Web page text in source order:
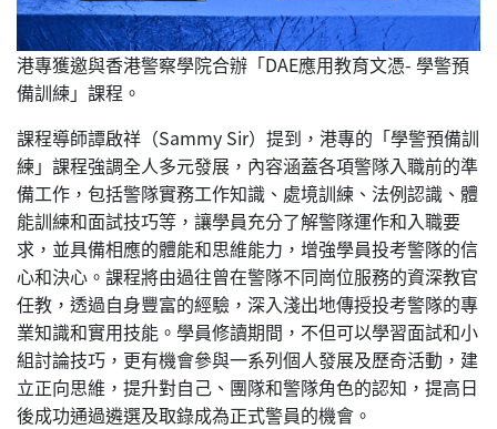
港專獲邀與香港警察學院合辦「DAE應用教育文憑- 學警預
備訓練」課程。
課程導師譚啟祥（Sammy Sir）提到，港專的「學警預備訓
練」課程強調全人多元發展，內容涵蓋各項警隊入職前的準
備工作，包括警隊實務工作知識、處境訓練、法例認識、體
能訓練和面試技巧等，讓學員充分了解警隊運作和入職要
求，並具備相應的體能和思維能力，增強學員投考警隊的信
心和決心。課程將由過往曾在警隊不同崗位服務的資深教官
任教，透過自身豐富的經驗，深入淺出地傳授投考警隊的專
業知識和實用技能。學員修讀期間，不但可以學習面試和小
組討論技巧，更有機會參與一系列個人發展及歷奇活動，建
立正向思維，提升對自己、團隊和警隊角色的認知，提高日
後成功通過遴選及取錄成為正式警員的機會。